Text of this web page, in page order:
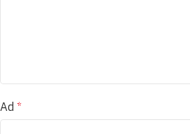
Ad *